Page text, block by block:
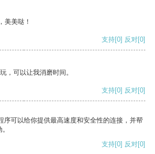
美美哒！
支持[0] 反对[0]
，可以让我消磨时间。
支持[0] 反对[0]
序可以给你提供最高速度和安全性的连接，并帮
支持[0] 反对[0]